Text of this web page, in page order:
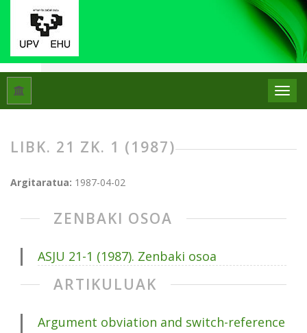
Hasiera
LIBK. 21 ZK. 1 (1987)
Argitaratua: 1987-04-02
ZENBAKI OSOA
ASJU 21-1 (1987). Zenbaki osoa
ARTIKULUAK
Argument obviation and switch-reference